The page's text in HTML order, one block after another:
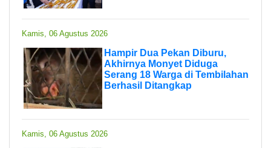
Kamis, 06 Agustus 2026
Hampir Dua Pekan Diburu,
Akhirnya Monyet Diduga
Serang 18 Warga di Tembilahan
Berhasil Ditangkap
Kamis, 06 Agustus 2026